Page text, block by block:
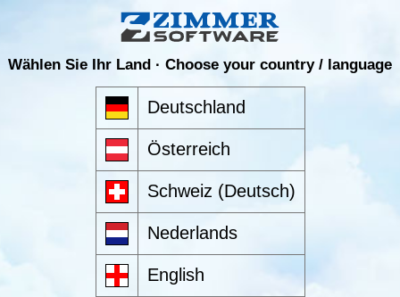
Wählen Sie Ihr Land · Choose your country / language
Deutschland
Österreich
Schweiz (Deutsch)
Nederlands
English